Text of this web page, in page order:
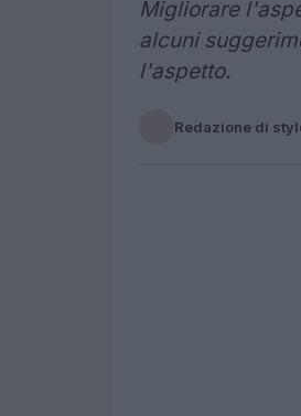
Migliorare
alcuni
l'aspetto.
Redazione di